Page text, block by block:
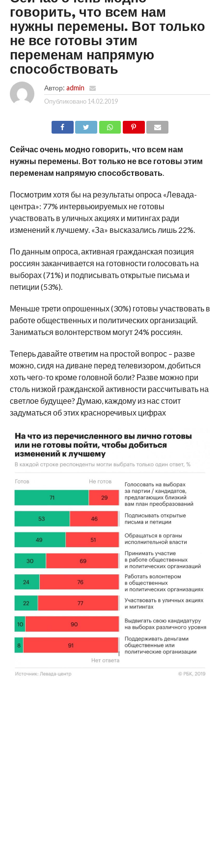
говорить, что всем нам
нужны перемены. Вот только
не все готовы этим
переменам напрямую
способствовать
Автор: admin
Опубликовано 14.02.2019
Сейчас очень модно говорить, что всем нам
нужны перемены. Вот только не все готовы этим
переменам напрямую способствовать.
Посмотрим хотя бы на результаты опроса «Левада-
центра»: 77% интервьюируемых не готовы
участвовать в уличных акциях и митингах ради
изменений к лучшему. «За» высказались лишь 22%.
По данным опроса, активная гражданская позиция
россиян заканчивается на готовности голосовать на
выборах (71%) и подписывать открытые письма и
петиции (53%).
Меньше трети опрошенных (30%) готовы участвовать в
работе общественных и политических организаций.
Заниматься волонтерством могут 24% россиян.
Теперь давайте ответим на простой вопрос – разве
можно, сидя на диване перед телевизором, добиться
хоть чего-то кроме головной боли? Разве можно при
столь низкой гражданской активности рассчитывать на
светлое будущее? Думаю, каждому из нас стоит
задуматься об этих красноречивых цифрах